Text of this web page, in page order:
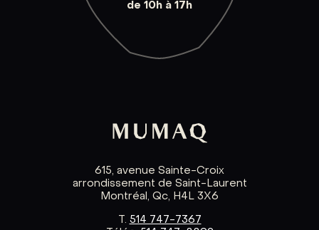
de 10h à 17h
615, avenue Sainte-Croix
arrondissement de Saint-Laurent
Montréal, Qc, H4L 3X6
T. 514 747-7367